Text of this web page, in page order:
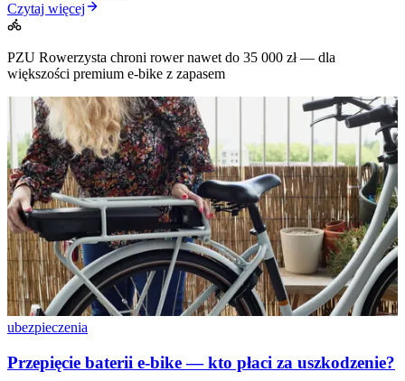
Czytaj więcej
PZU Rowerzysta chroni rower nawet do 35 000 zł — dla
większości premium e-bike z zapasem
ubezpieczenia
Przepięcie baterii e-bike — kto płaci za uszkodzenie?